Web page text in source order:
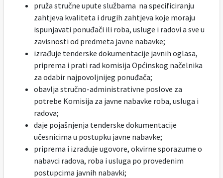
pruža stručne upute službama na specificiranju
zahtjeva kvaliteta i drugih zahtjeva koje moraju
ispunjavati ponuđači ili roba, usluge i radovi a sve u
zavisnosti od predmeta javne nabavke;
izrađuje tenderske dokumentacije javnih oglasa,
priprema i prati rad komisija Općinskog načelnika
za odabir najpovoljnijeg ponuđača;
obavlja stručno-administrativne poslove za
potrebe Komisija za javne nabavke roba, usluga i
radova;
daje pojašnjenja tenderske dokumentacije
učesnicima u postupku javne nabavke;
priprema i izrađuje ugovore, okvirne sporazume o
nabavci radova, roba i usluga po provedenim
postupcima javnih nabavki;